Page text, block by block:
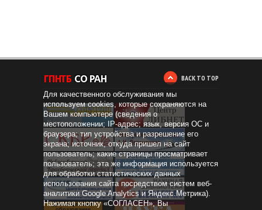
BACK TO TOP
Дистанционное
Для качественного обслуживания мы
используем cookies, которые сохраняются на
Вашем компьютере (сведения о
местоположении; IP-адрес; язык, версия ОС и
браузера; тип устройства и разрешение его
экрана; источник, откуда пришел на сайт
пользователь; какие страницы просматривает
пользователь; эта же информация используется
для обработки статистических данных
использования сайта посредством систем веб-
аналитики Google Analytics и Яндекс.Метрика).
Нажимая кнопку «СОГЛАСЕН», Вы